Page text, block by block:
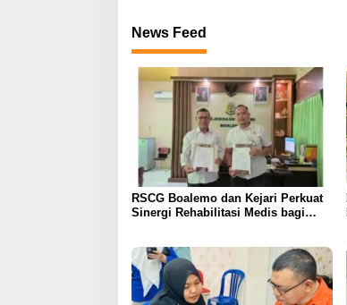
News Feed
RSCG Boalemo dan Kejari Perkuat
Sinergi Rehabilitasi Medis bagi